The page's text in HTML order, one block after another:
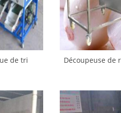
de tri
Découpeuse de